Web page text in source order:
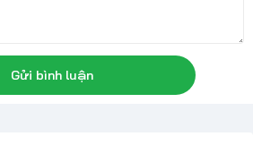
Gửi bình luận